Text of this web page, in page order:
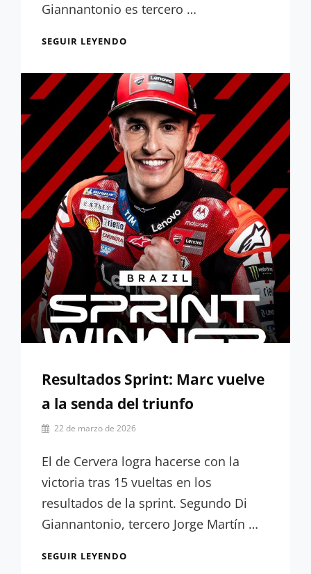
Giannantonio es tercero …
SEGUIR LEYENDO
APRILIA
ASUSTA
SELLANDO
UN
DOBLETE
Resultados Sprint: Marc vuelve
a la senda del triunfo
Por
López
22 de marzo de 2026
El de Cervera logra hacerse con la
victoria tras 15 vueltas en los
resultados de la sprint. Segundo Di
Giannantonio, tercero Jorge Martín …
SEGUIR LEYENDO